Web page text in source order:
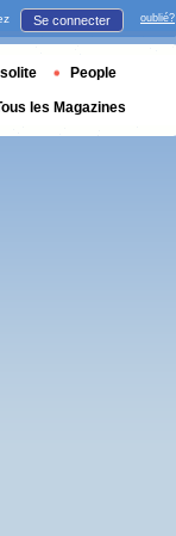
Se connecter oublié?
People
les Magazines